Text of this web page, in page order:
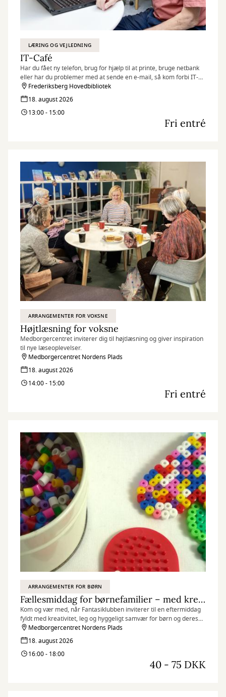
LÆRING OG VEJLEDNING
IT-Café
Har du fået ny telefon, brug for hjælp til at printe, bruge netbank
eller har du problemer med at sende en e-mail, så kom forbi IT-
caféen.
Hver tirsdag og torsdag byder en fast gruppe IT-kyndige frivillige
dig velkommen med en kop kaffe og hjælp til det, du har brug for.
Frederiksberg Hovedbibliotek
18. august 2026
13:00 - 15:00
Fri entré
ARRANGEMENTER FOR VOKSNE
Højtlæsning for voksne
Medborgercentret inviterer dig til højtlæsning og giver inspiration
til nye læseoplevelser.
Medborgercentret Nordens Plads
18. august 2026
14:00 - 15:00
Fri entré
ARRANGEMENTER FOR BØRN
Fællesmiddag for børnefamilier – med krea og højtlæsning
Kom og vær med, når Fantasiklubben inviterer til en eftermiddag
fyldt med kreativitet, leg og hyggeligt samvær for børn og deres
familier.
Medborgercentret Nordens Plads
18. august 2026
16:00 - 18:00
40 - 75 DKK